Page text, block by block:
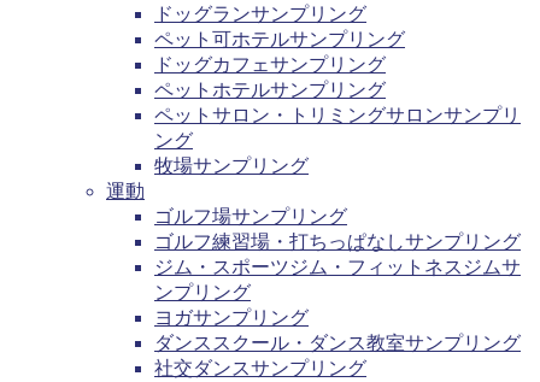
ドッグランサンプリング
ペット可ホテルサンプリング
ドッグカフェサンプリング
ペットホテルサンプリング
ペットサロン・トリミングサロンサンプリ
ング
牧場サンプリング
運動
ゴルフ場サンプリング
ゴルフ練習場・打ちっぱなしサンプリング
ジム・スポーツジム・フィットネスジムサ
ンプリング
ヨガサンプリング
ダンススクール・ダンス教室サンプリング
社交ダンスサンプリング